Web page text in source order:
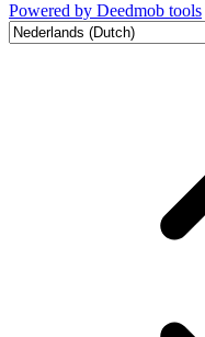
Powered by Deedmob tools